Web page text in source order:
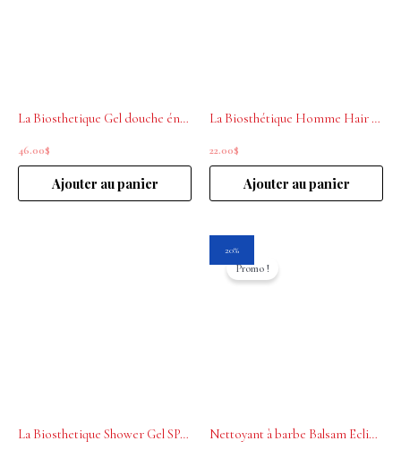
La Biosthetique Gel douche énergisant cheveux&corps Homme 250ml
46.00$
Ajouter au panier
La Biosthétique Homme Hair beard body wash 3 in 1 75ml
22.00$
Ajouter au panier
La Biosthetique Shower Gel SPA 250ml
20%
Promo !
Nettoyant à barbe Balsam Eclipse 250mL Educated Beards
prix
initialactuel